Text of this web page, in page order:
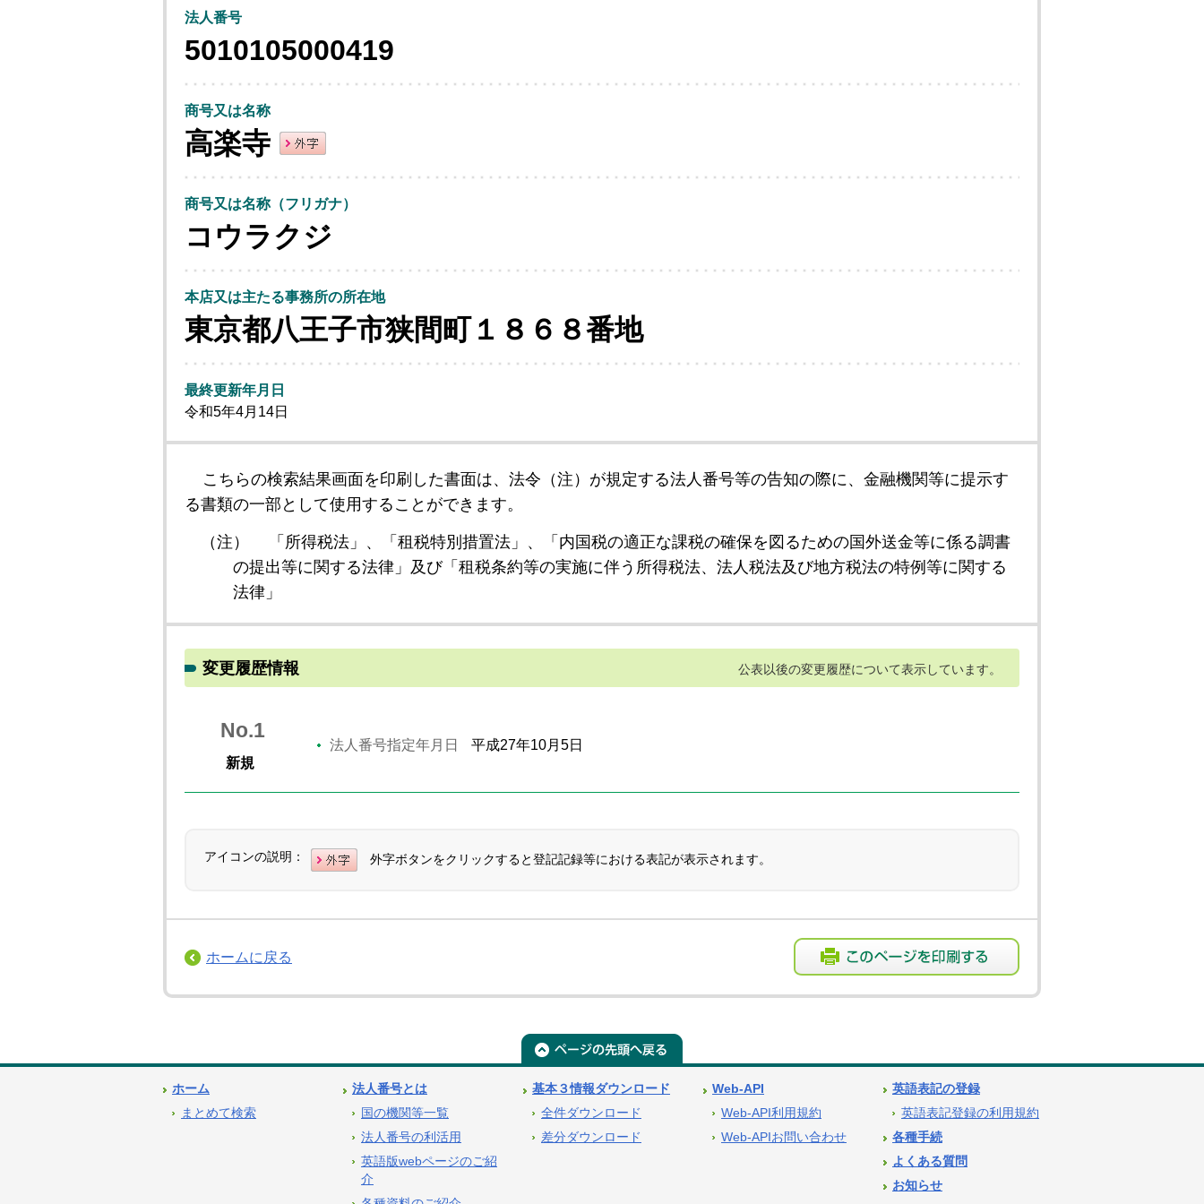
法人番号
5010105000419
商号又は名称
高楽寺
商号又は名称（フリガナ）
コウラクジ
本店又は主たる事務所の所在地
東京都八王子市狭間町１８６８番地
最終更新年月日
令和5年4月14日
こちらの検索結果画面を印刷した書面は、法令（注）が規定する法人番号等の告知の際に、金融機関等に提示す
る書類の一部として使用することができます。
（注）
「所得税法」、「租税特別措置法」、「内国税の適正な課税の確保を図るための国外送金等に係る調書
の提出等に関する法律」及び「租税条約等の実施に伴う所得税法、法人税法及び地方税法の特例等に関する
法律」
変更履歴情報 公表以後の変更履歴について表示しています。
No.1
新規
法人番号指定年月日 平成27年10月5日
アイコンの説明： 外字ボタンをクリックすると登記記録等における表記が表示されます。
ホームに戻る
ホーム
まとめて検索
法人番号とは
国の機関等一覧
法人番号の利活用
英語版webページのご紹
介
基本３情報ダウンロード
全件ダウンロード
差分ダウンロード
Web-API
Web-API利用規約
Web-APIお問い合わせ
英語表記の登録
英語表記登録の利用規約
各種手続
よくある質問
お知らせ